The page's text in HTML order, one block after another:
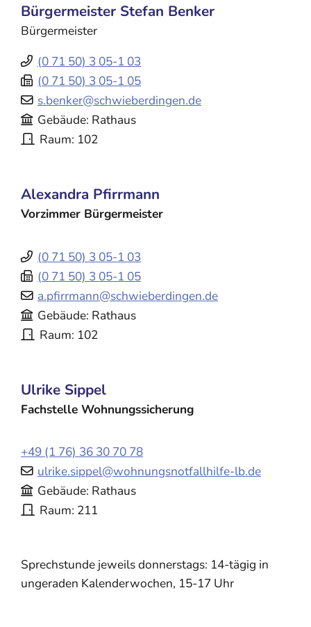
Bürgermeister Stefan Benker
Bürgermeister
(0 71 50) 3 05-1 03
(0 71 50) 3 05-1 05
s.benker@schwieberdingen.de
Gebäude Rathaus
Raum 102
Alexandra Pfirrmann
Vorzimmer Bürgermeister
(0 71 50) 3 05-1 03
(0 71 50) 3 05-1 05
a.pfirrmann@schwieberdingen.de
Gebäude Rathaus
Raum 102
Ulrike Sippel
Fachstelle Wohnungssicherung
+49 (1 76) 36 30 70 78
ulrike.sippel@wohnungsnotfallhilfe-lb.de
Gebäude Rathaus
Raum 211
Sprechstunde jeweils donnerstags: 14-tägig in
ungeraden Kalenderwochen, 15-17 Uhr